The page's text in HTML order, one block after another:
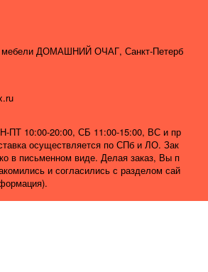
мебели ДОМАШНИЙ ОЧАГ, Санкт-Петерб
ПТ 10:00-20:00, СБ 11:00-15:00, ВС и пр
осуществляется по СПб и ЛО. Зак
в письменном виде. Делая заказ, Вы п
и согласились с разделом сай